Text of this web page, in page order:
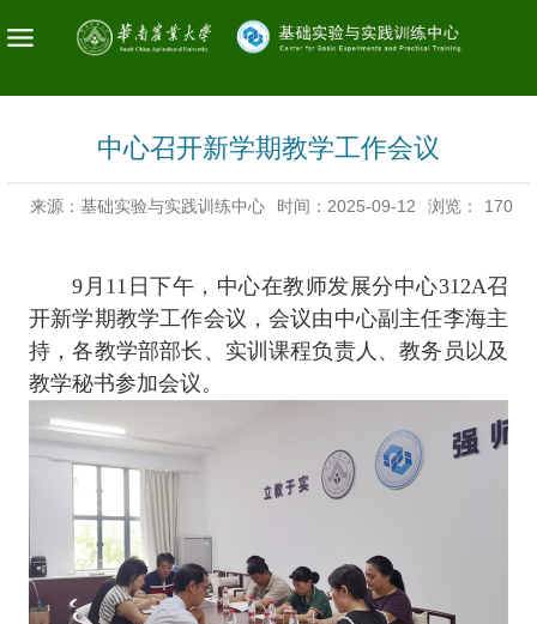
中心召开新学期教学工作会议
来源：基础实验与实践训练中心 时间：2025-09-12 浏览： 170
9月11日下午，中心在教师发展分中心312A召
开新学期教学工作会议，会议由中心副主任李海主
持，各教学部部长、实训课程负责人、教务员以及
教学秘书参加会议。